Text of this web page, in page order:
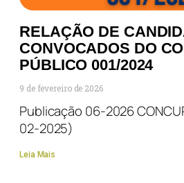
RELAÇÃO DE
CONVOCADOS DO
PÚBLICO 001/2024
9 de fevereiro de 2026
Publicação 06-2026
02-2025)
Leia Mais